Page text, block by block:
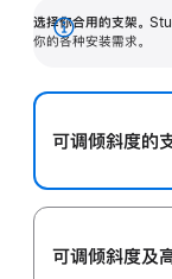
选择你合用的支架。
你的各种安装需求。
展
可调倾斜度的
可调倾斜度及